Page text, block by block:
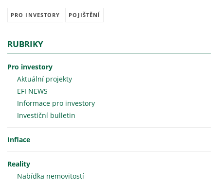
PRO INVESTORY POJIŠTĚNÍ
RUBRIKY
Pro investory
Aktuální projekty
EFI NEWS
Informace pro investory
Investiční bulletin
Inflace
Reality
Nabídka nemovitostí